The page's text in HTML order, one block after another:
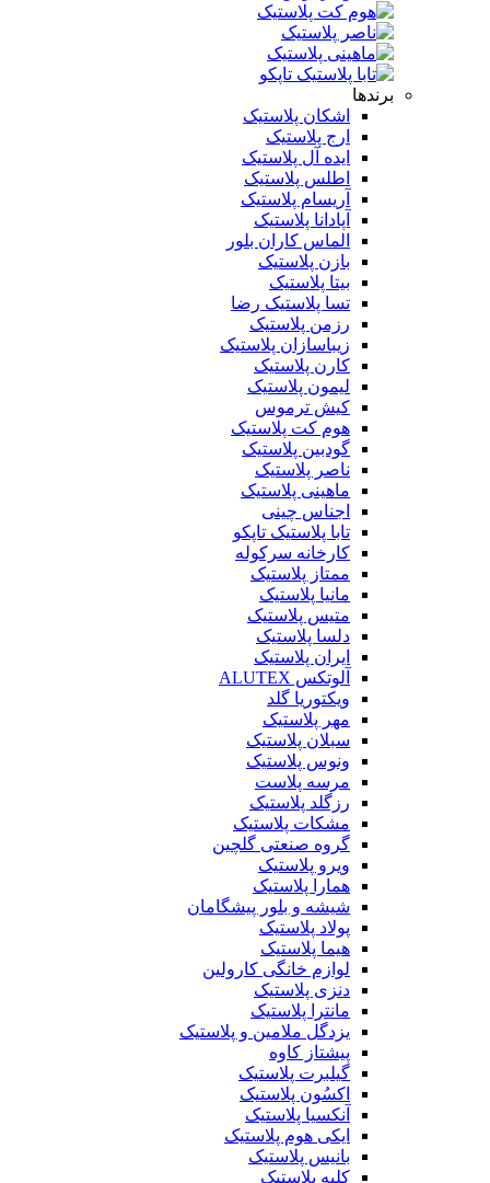
برندها
اشکان پلاستیک
ارج پلاستیک
ایده آل پلاستیک
اطلس پلاستیک
آریسام پلاستیک
آپادانا پلاستیک
الماس کاران بلور
بازن پلاستیک
بیتا پلاستیک
تسا پلاستیک رضا
رزمن پلاستیک
زیباسازان پلاستیک
کارن پلاستیک
لیمون پلاستیک
کیش ترموس
هوم کت پلاستیک
گودبین پلاستیک
ناصر پلاستیک
ماهینی پلاستیک
اجناس چینی
تابا پلاستیک تاپکو
کارخانه سرکوله
ممتاز پلاستیک
مانیا پلاستیک
متیس پلاستیک
دلسا پلاستیک
ایران پلاستیک
آلوتکس ALUTEX
ویکتوریا گلد
مهر پلاستیک
سبلان پلاستیک
ونوس پلاستیک
مرسه پلاست
رزگلد پلاستیک
مشکات پلاستیک
گروه صنعتی گلچین
ویرو پلاستیک
همارا پلاستیک
شیشه و بلور پیشگامان
پولاد پلاستیک
هیما پلاستیک
لوازم خانگی کارولین
دنزی پلاستیک
مانترا پلاستیک
یزدگل ملامین و پلاستیک
پیشتاز کاوه
گیلبرت پلاستیک
اکسُون پلاستیک
آنکسیا پلاستیک
ایکی هوم پلاستیک
بانیس پلاستیک
کلبه پلاستیک